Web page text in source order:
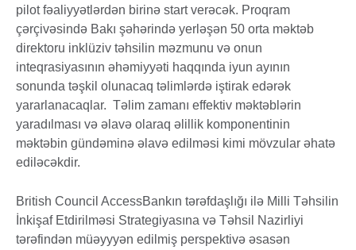
pilot fəaliyyətlərdən birinə start verəcək. Proqram
çərçivəsində Bakı şəhərində yerləşən 50 orta məktəb
direktoru inklüziv təhsilin məzmunu və onun
inteqrasiyasının əhəmiyyəti haqqında iyun ayının
sonunda təşkil olunacaq təlimlərdə iştirak edərək
yararlanacaqlar. Təlim zamanı effektiv məktəblərin
yaradılması və əlavə olaraq əlillik komponentinin
məktəbin gündəminə əlavə edilməsi kimi mövzular əhatə
ediləcəkdir.
British Council AccessBankın tərəfdaşlığı ilə Milli Təhsilin
İnkişaf Etdirilməsi Strategiyasına və Təhsil Nazirliyi
tərəfindən müəyyyən edilmiş perspektivə əsasən